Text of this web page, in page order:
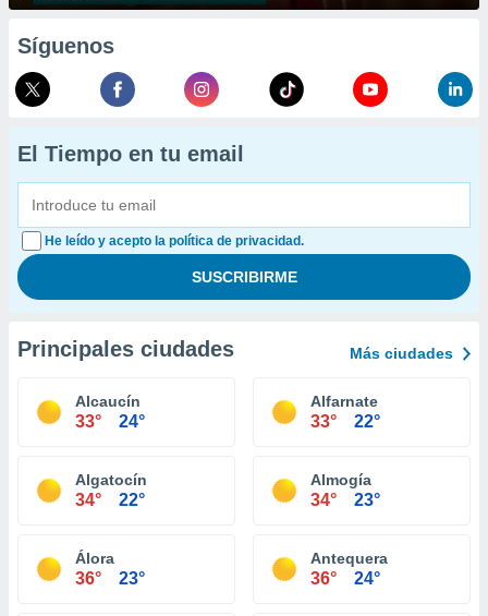
Síguenos
El Tiempo en tu email
He leído y acepto la política de privacidad.
Principales ciudades Más ciudades
Alcaucín
33° 24°
Alfarnate
33° 22°
Algatocín
34° 22°
Almogía
34° 23°
Álora
36° 23°
Antequera
36° 24°